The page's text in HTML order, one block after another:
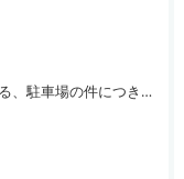
星木ビル外壁塗装による、駐車場の件につきまして。